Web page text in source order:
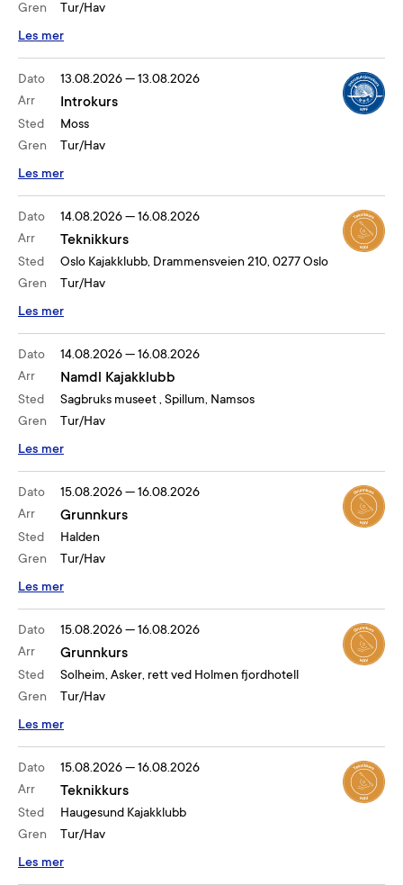
Gren
Tur/Hav
Les mer
Dato
Arr
Sted
Gren
13.08.2026—13.08.2026
Introkurs
Moss
Tur/Hav
Les mer
Dato
Arr
Sted
Gren
14.08.2026—16.08.2026
Teknikkurs
Oslo Kajakklubb, Drammensveien 210, 0277 Oslo
Tur/Hav
Les mer
Dato
Arr
Sted
Gren
14.08.2026—16.08.2026
Namdl Kajakklubb
Sagbruks museet , Spillum, Namsos
Tur/Hav
Les mer
Dato
Arr
Sted
Gren
15.08.2026—16.08.2026
Grunnkurs
Halden
Tur/Hav
Les mer
Dato
Arr
Sted
Gren
15.08.2026—16.08.2026
Grunnkurs
Solheim, Asker, rett ved Holmen fjordhotell
Tur/Hav
Les mer
Dato
Arr
Sted
Gren
15.08.2026—16.08.2026
Teknikkurs
Haugesund Kajakklubb
Tur/Hav
Les mer